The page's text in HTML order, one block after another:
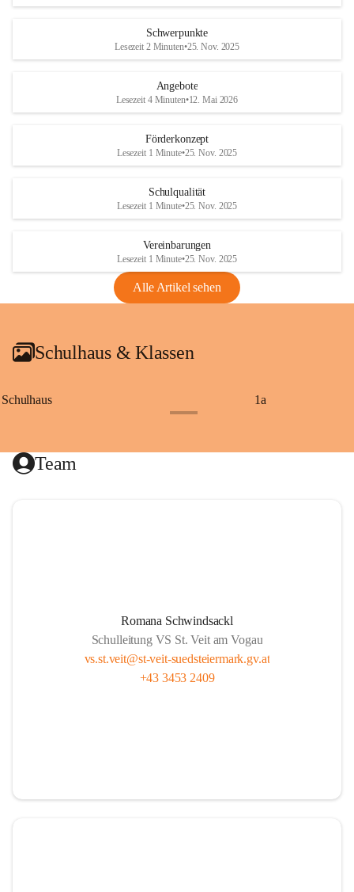
Schwerpunkte
Lesezeit 2 Minuten•25. Nov. 2025
Angebote
Lesezeit 4 Minuten•12. Mai 2026
Förderkonzept
Lesezeit 1 Minute•25. Nov. 2025
Schulqualität
Lesezeit 1 Minute•25. Nov. 2025
Vereinbarungen
Lesezeit 1 Minute•25. Nov. 2025
Alle Artikel sehen
Schulhaus & Klassen
Schulhaus 1a
Team
Romana Schwindsackl
Schulleitung VS St. Veit am Vogau
vs.st.veit@st-veit-suedsteiermark.gv.at
+43 3453 2409